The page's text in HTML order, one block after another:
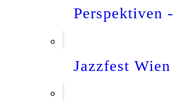
Perspektiven
Jazzfest Wien